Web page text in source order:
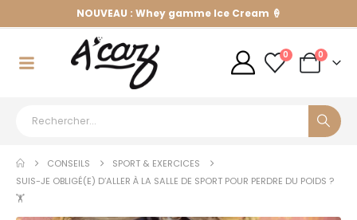
NOUVEAU : Whey gamme Ice Cream 🍦
0 0
CONSEILS
SPORT & EXERCICES
SUIS-JE OBLIGÉ(E) D’ALLER À LA SALLE DE SPORT POUR PERDRE DU POIDS ?
🏋️